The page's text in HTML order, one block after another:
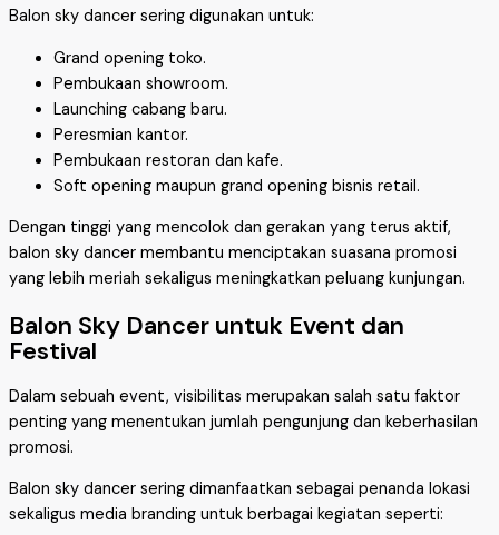
Balon sky dancer sering digunakan untuk:
Grand opening toko.
Pembukaan showroom.
Launching cabang baru.
Peresmian kantor.
Pembukaan restoran dan kafe.
Soft opening maupun grand opening bisnis retail.
Dengan tinggi yang mencolok dan gerakan yang terus aktif,
balon sky dancer membantu menciptakan suasana promosi
yang lebih meriah sekaligus meningkatkan peluang kunjungan.
Balon Sky Dancer untuk Event dan
Festival
Dalam sebuah event, visibilitas merupakan salah satu faktor
penting yang menentukan jumlah pengunjung dan keberhasilan
promosi.
Balon sky dancer sering dimanfaatkan sebagai penanda lokasi
sekaligus media branding untuk berbagai kegiatan seperti: